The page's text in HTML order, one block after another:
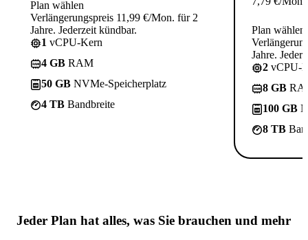
Plan wählen
Verlängerungspreis 11,99 €/Mon. für 2
Jahre. Jederzeit kündbar.
1 vCPU-Kern
4 GB RAM
50 GB NVMe-Speicherplatz
4 TB Bandbreite
Plan wählen
Jahre.
2 vCPU-
8 GB
100 GB
8 TB
Jeder Plan hat alles, was Sie brauchen und mehr